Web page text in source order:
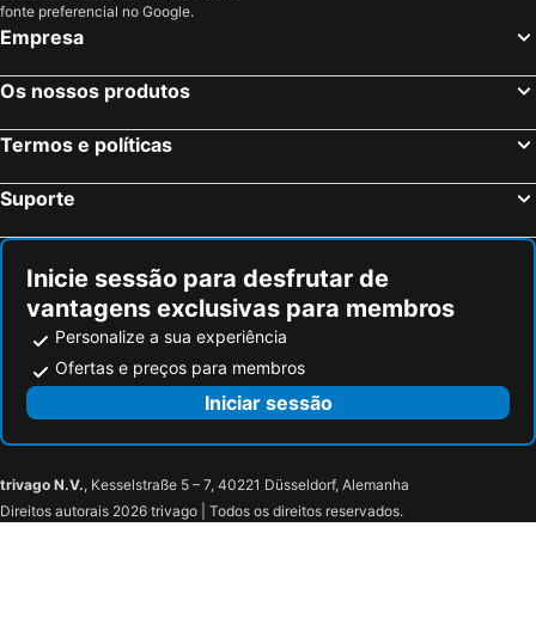
fonte preferencial no Google.
Empresa
Os nossos produtos
Termos e políticas
Suporte
Inicie sessão para desfrutar de
vantagens exclusivas para membros
Personalize a sua experiência
Ofertas e preços para membros
Iniciar sessão
trivago N.V., Kesselstraße 5 – 7, 40221 Düsseldorf, Alemanha
Direitos autorais 2026 trivago | Todos os direitos reservados.